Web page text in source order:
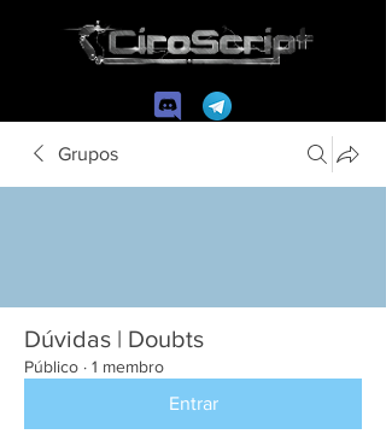
Grupos
Dúvidas | Doubts
Público · 1 membro
Entrar